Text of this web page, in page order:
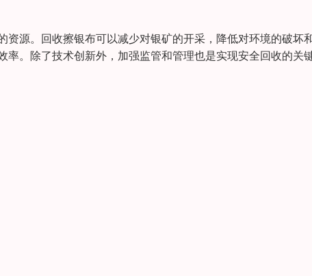
源。回收擦银布可以减少对银矿的开采，降低对环境的破坏
。除了技术创新外，加强监管和管理也是实现安全回收的关